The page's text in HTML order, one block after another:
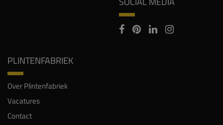
PLINTENFABRIEK
Over Plintenfabriek
Vacatures
Contact